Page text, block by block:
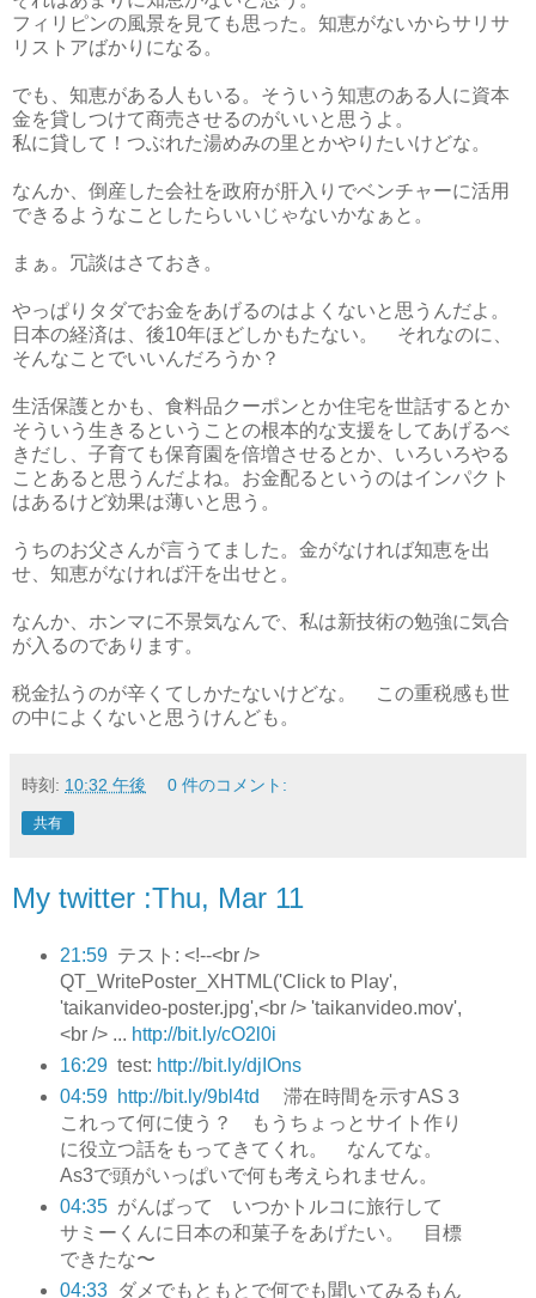
フィリピンの風景を見ても思った。知恵がないからサリサ
リストアばかりになる。
でも、知恵がある人もいる。そういう知恵のある人に資本
金を貸しつけて商売させるのがいいと思うよ。
私に貸して！つぶれた湯めみの里とかやりたいけどな。
なんか、倒産した会社を政府が肝入りでベンチャーに活用
できるようなことしたらいいじゃないかなぁと。
まぁ。冗談はさておき。
やっぱりタダでお金をあげるのはよくないと思うんだよ。
日本の経済は、後10年ほどしかもたない。 それなのに、
そんなことでいいんだろうか？
生活保護とかも、食料品クーポンとか住宅を世話するとか
そういう生きるということの根本的な支援をしてあげるべ
きだし、子育ても保育園を倍増させるとか、いろいろやる
ことあると思うんだよね。お金配るというのはインパクト
はあるけど効果は薄いと思う。
うちのお父さんが言うてました。金がなければ知恵を出
せ、知恵がなければ汗を出せと。
なんか、ホンマに不景気なんで、私は新技術の勉強に気合
が入るのであります。
税金払うのが辛くてしかたないけどな。 この重税感も世
の中によくないと思うけんども。
時刻: 10:32 午後 0 件のコメント:
共有
My twitter :Thu, Mar 11
21:59 テスト: <!--<br />
QT_WritePoster_XHTML('Click to Play',
'taikanvideo-poster.jpg',<br /> 'taikanvideo.mov',
<br /> ... http://bit.ly/cO2l0i
16:29 test: http://bit.ly/djIOns
04:59
http://bit.ly/9bl4td 滞在時間を示すAS３
これって何に使う？ もうちょっとサイト作り
に役立つ話をもってきてくれ。 なんてな。
As3で頭がいっぱいで何も考えられません。
04:35 がんばって いつかトルコに旅行して
サミーくんに日本の和菓子をあげたい。 目標
できたな〜
04:33
ダメでもともとで何でも聞いてみるもん